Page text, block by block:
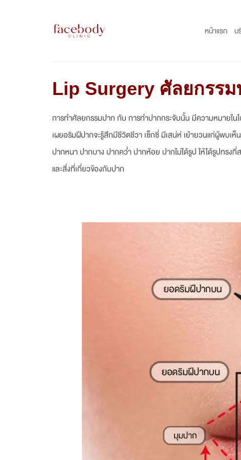
หน้าแรก บ
Lip Surgery ศัลยกรรม
การทำศัลยกรรมปาก กับ การทำปากกระจับนั้น มีความหมายใ
เผยอริมฝีปากจะรู้สึกมีชีวิตชีวา เซ็กซี่ มีเสน่ห์ เย้ายวนแก่ผู้พบเ
ปากหนา ปากบาง ปากคว่ำ ปากห้อย ปากไม่ได้รูป ให้ได้รูปทร
และสิ่งที่เกี่ยวข้องกับปาก